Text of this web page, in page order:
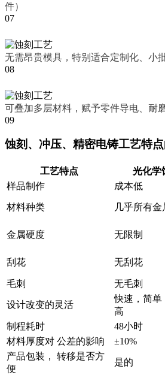
件）
07
无需昂贵模具，特别适合定制化、小
08
可叠加多层材料，赋予零件导电、耐
09
蚀刻、冲压、精密电铸工艺特
工艺特点 光化学
样品制作
成本低
材料种类 几乎所有金
金属硬度 无限制
刮花 无刮花
毛刺 无毛刺
设计改变的灵活
快速，简单
高
制程耗时 48小时
材料厚度对 公差的影响
±10%
产品包装， 转移是否方
便
是的